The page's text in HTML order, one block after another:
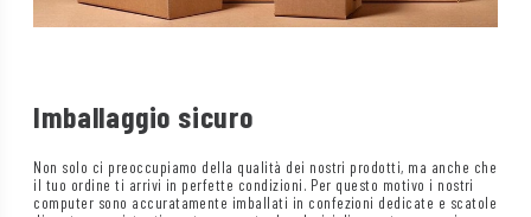
Imballaggio sicuro
Non solo ci preoccupiamo della qualità dei nostri prodotti, ma anche che
il tuo ordine ti arrivi in perfette condizioni. Per questo motivo i nostri
computer sono accuratamente imballati in confezioni dedicate e scatole